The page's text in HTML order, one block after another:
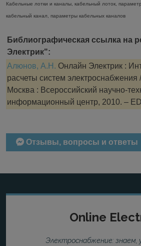
Кабельные лотки и каналы, кабельный лоток,
кабельный канал, параметры кабельных каналов
Библиографическая ссылка на
Электрик":
Алюнов, А.Н. Онлайн Электрик :
расчеты систем
Москва : Всероссийский научно-
информационный центр, 2010. –
Отзывы, вопросы и ответы
Online
Электроснабжение: знаем,